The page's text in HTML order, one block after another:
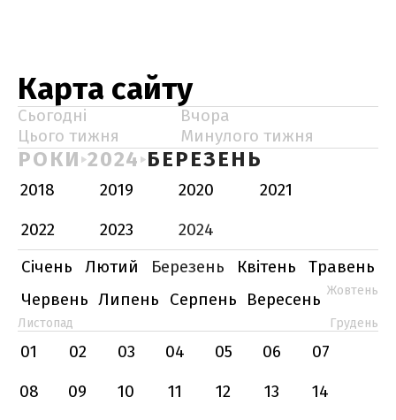
Карта сайту
Сьогодні
Вчора
Цього тижня
Минулого тижня
РОКИ 2024 БЕРЕЗЕНЬ
2018 2019 2020
2021
2022
2023
2024
Січень
Лютий Березень Квітень
Травень
Червень Липень Серпень Вересень Жовтень
Листопад Грудень
01 02 03 04 05 06
07
08
09 10 11 12 13
14